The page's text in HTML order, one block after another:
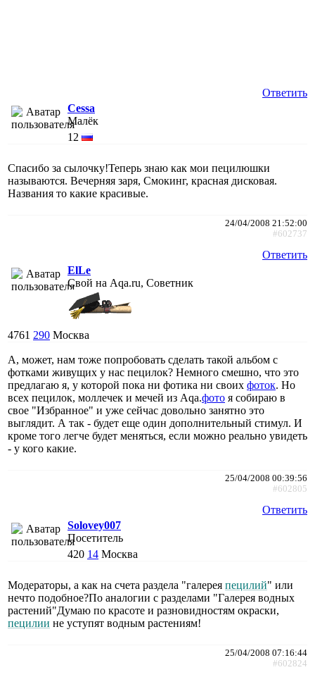
Ответить
Cessa
Малёк
12
Спасибо за сылочку!Теперь знаю как мои пецилюшки
называются. Вечерняя заря, Смокинг, красная дисковая.
Названия то какие красивые.
24/04/2008 21:52:00
#602737
Ответить
ElLe
Свой на Aqa.ru, Советник
4761 290 Москва
А, может, нам тоже попробовать сделать такой альбом с
фотками живущих у нас пецилок? Немного смешно, что это
предлагаю я, у которой пока ни фотика ни своих фоток. Но
всех пецилок, моллечек и мечей из Aqa.фото я собираю в
свое "Избранное" и уже сейчас довольно занятно это
выглядит. А так - будет еще один дополнительный стимул. И
кроме того легче будет меняться, если можно реально увидеть
- у кого какие.
25/04/2008 00:39:56
#602805
Ответить
Solovey007
Посетитель
420 14 Москва
Модераторы, а как на счета раздела "галерея пецилий" или
нечто подобное?По аналогии с разделами "Галерея водных
растений"Думаю по красоте и разновидностям окраски,
пецилии не уступят водным растениям!
25/04/2008 07:16:44
#602824